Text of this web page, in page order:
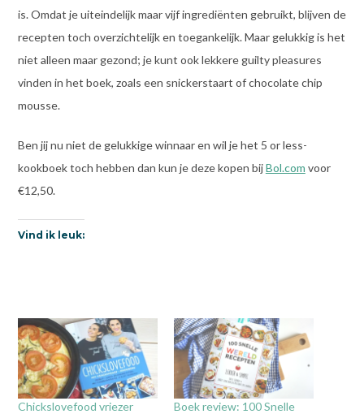
is. Omdat je uiteindelijk maar vijf ingrediënten gebruikt, blijven de
recepten toch overzichtelijk en toegankelijk. Maar gelukkig is het
niet alleen maar gezond; je kunt ook lekkere guilty pleasures
vinden in het boek, zoals een snickerstaart of chocolate chip
mousse.
Ben jij nu niet de gelukkige winnaar en wil je het 5 or less-
kookboek toch hebben dan kun je deze kopen bijBol.com voor
€12,50.
Vind ik leuk:
Chickslovefood vriezer
Boek review: 100 Snelle